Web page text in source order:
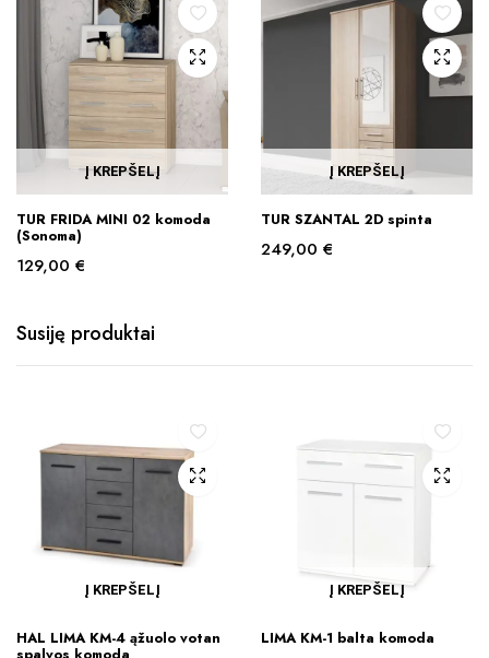
Į KREPŠELĮ
TUR FRIDA MINI 02 komoda
(Sonoma)
129,00 €
Į KREPŠELĮ
TUR SZANTAL 2D spinta
249,00 €
Susiję produktai
Į KREPŠELĮ
HAL LIMA KM-4 ąžuolo votan
spalvos komoda
Į KREPŠELĮ
LIMA KM-1 balta komoda